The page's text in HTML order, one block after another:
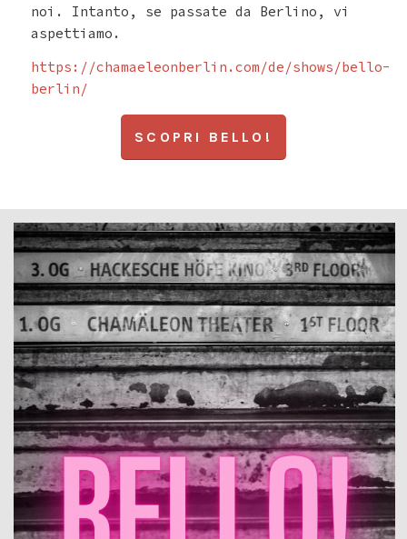
noi. Intanto, se passate da Berlino, vi
aspettiamo.
https://chamaeleonberlin.com/de/shows/bello-
berlin/
SCOPRI BELLO!